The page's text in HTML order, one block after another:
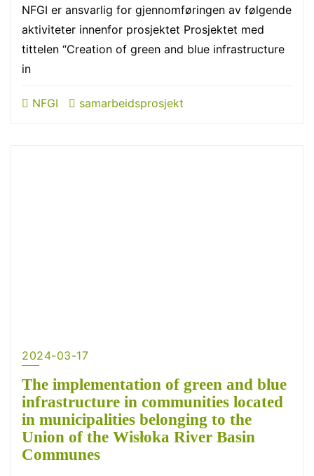
NFGI er ansvarlig for gjennomføringen av følgende
aktiviteter innenfor prosjektet Prosjektet med
tittelen “Creation of green and blue infrastructure
in
NFGI samarbeidsprosjekt
2024-03-17
The implementation of green and blue
infrastructure in communities located
in municipalities belonging to the
Union of the Wisłoka River Basin
Communes